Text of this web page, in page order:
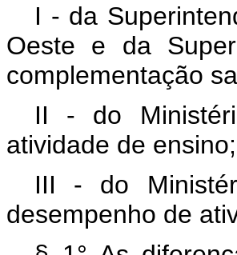
I - da
Oeste e da
complementação
II - do
atividade de ensino;
III - do
desempenho de